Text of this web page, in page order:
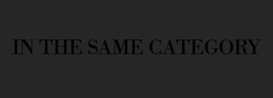
IN THE SAME CATEGORY